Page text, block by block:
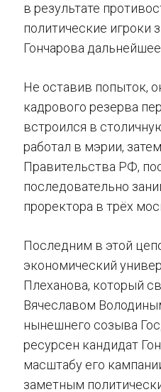
в результате
политические игроки
Гончарова
Не оставив попыток,
кадрового резерва
встроился в
работал в мэрии,
Правительства РФ,
последовательно
проректора в трёх
Последним в этой
экономический
Плеханова, который
Вячеславом
нынешнего созыва
ресурсен кандидат
масштабу его
заметным